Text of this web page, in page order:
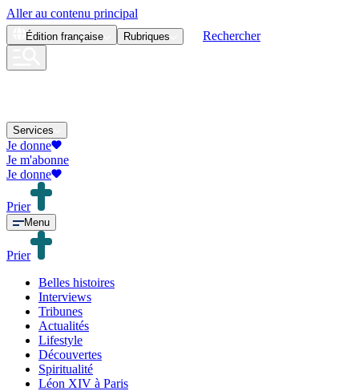
Aller au contenu principal
Édition française Rubriques Rechercher
Services
Je donne
Je m'abonne
Je donne
Prier
Menu
Prier
Belles histoires
Interviews
Tribunes
Actualités
Lifestyle
Découvertes
Spiritualité
Léon XIV à Paris